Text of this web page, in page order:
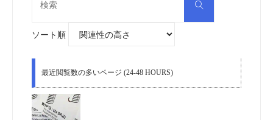
検
ソート順
最近閲覧数の多いページ (24-48 HOURS)